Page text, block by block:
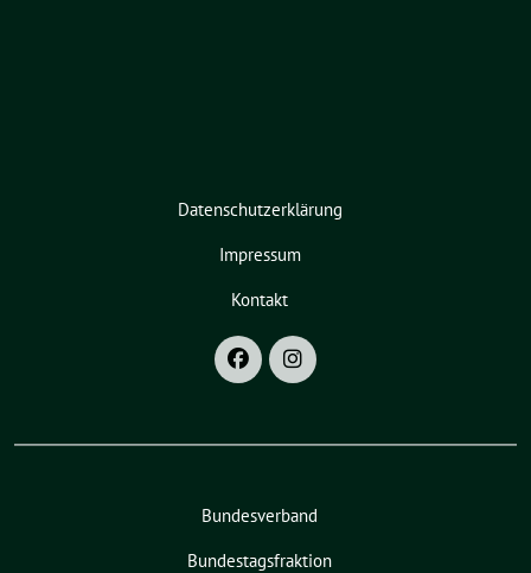
Datenschutzerklärung
Impressum
Kontakt
Bundesverband
Bundestagsfraktion